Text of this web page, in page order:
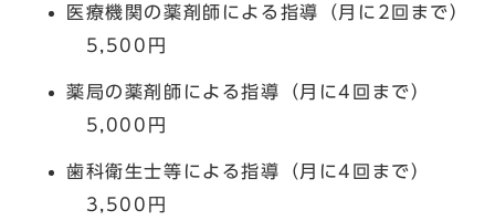
医療機関の薬剤師による指導（月に2回まで）
5,500円
薬局の薬剤師による指導（月に4回まで）
5,000円
歯科衛生士等による指導（月に4回まで）
3,500円